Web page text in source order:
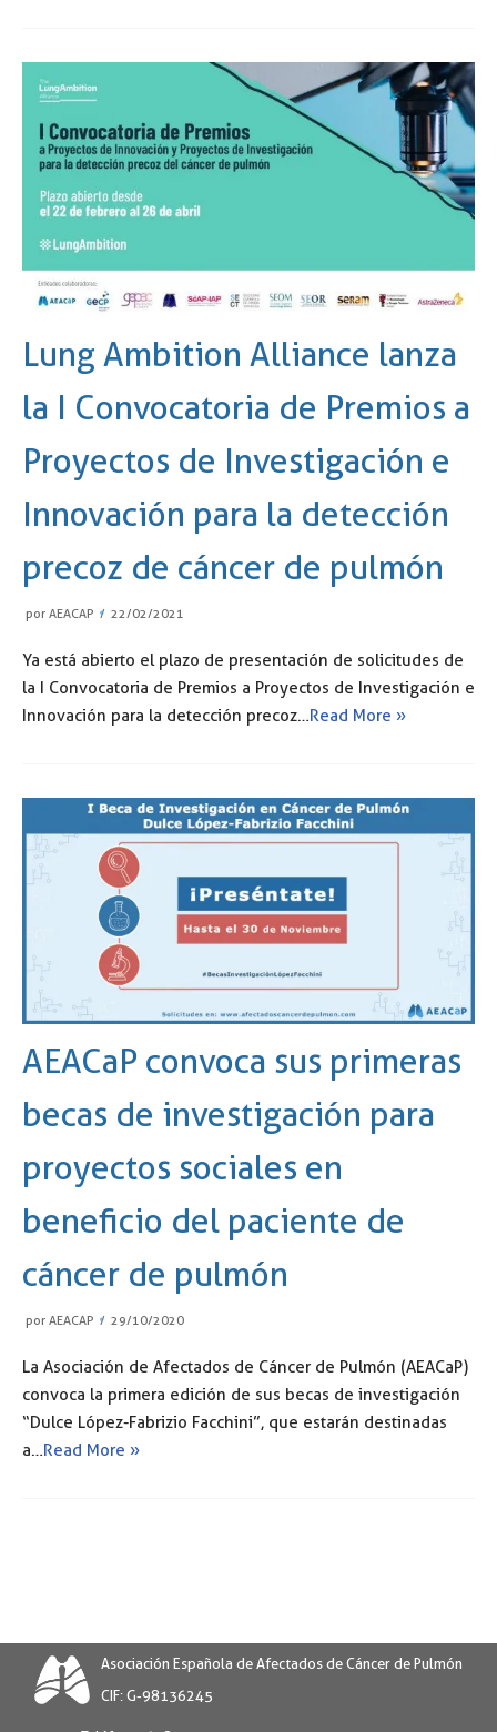
Lung Ambition Alliance lanza
la I Convocatoria de Premios a
Proyectos de Investigación e
Innovación para la detección
precoz de cáncer de pulmón
por AEACAP 22/02/2021
Ya está abierto el plazo de presentación de solicitudes de
la I Convocatoria de Premios a Proyectos de Investigación e
Innovación para la detección precoz…Read More »
AEACaP convoca sus primeras
becas de investigación para
proyectos sociales en
beneficio del paciente de
cáncer de pulmón
por AEACAP 29/10/2020
La Asociación de Afectados de Cáncer de Pulmón (AEACaP)
convoca la primera edición de sus becas de investigación
“Dulce López-Fabrizio Facchini”, que estarán destinadas
a…Read More »
Asociación Española de Afectados de Cáncer de Pulmón
CIF: G-98136245